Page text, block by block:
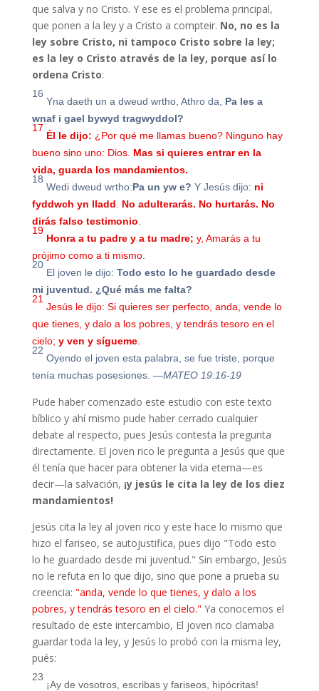
que salva y no Cristo. Y ese es el problema principal,
que ponen a la ley y a Cristo a compteir. No, no es la
ley sobre Cristo, ni tampoco Cristo sobre la ley;
es la ley o Cristo através de la ley, porque así lo
ordena Cristo:
16
Yna daeth un a dweud wrtho, Athro da, Pa les a
wnaf i gael bywyd tragwyddol?
17
Él le dijo: ¿Por qué me llamas bueno? Ninguno hay
bueno sino uno: Dios. Mas si quieres entrar en la
vida, guarda los mandamientos.
18
Wedi dweud wrtho:Pa un yw e? Y Jesús dijo: ni
fyddwch yn lladd
No adulterarás. No hurtarás. No
dirás falso testimonio
19
Honra a tu padre y a tu madre; y, Amarás a tu
prójimo como a ti mismo.
20
El joven le dijo: Todo esto lo he guardado desde
mi juventud. ¿Qué más me falta?
21
Jesús le dijo: Si quieres ser perfecto, anda, vende lo
que tienes, y dalo a los pobres, y tendrás tesoro en el
cielo; y ven y sígueme.
22
Oyendo el joven esta palabra, se fue triste, porque
tenía muchas posesiones. —MATEO 19:16-19
Pude haber comenzado este estudio con este texto
bíblico y ahí mismo pude haber cerrado cualquier
debate al respecto, pues Jesús contesta la pregunta
directamente. El joven rico le pregunta a Jesús que que
él tenía que hacer para obtener la vida eterna—es
decir—la salvación, ¡y jesús le cita la ley de los diez
mandamientos!
Jesús cita la ley al joven rico y este hace lo mismo que
hizo el fariseo, se autojustifica, pues dijo "Todo esto
lo he guardado desde mi juventud." Sin embargo, Jesús
no le refuta en lo que dijo, sino que pone a prueba su
creencia: "anda, vende lo que tienes, y dalo a los
pobres, y tendrás tesoro en el cielo." Ya conocemos el
resultado de este intercambio, El joven rico clamaba
guardar toda la ley, y Jesús lo probó con la misma ley,
pués:
23
¡Ay de vosotros, escribas y fariseos, hipócritas!